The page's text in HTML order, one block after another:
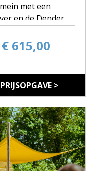
met een
en de Dender.
8 personen te
op de vijver
€ 615,00
PRIJSOPGAVE >